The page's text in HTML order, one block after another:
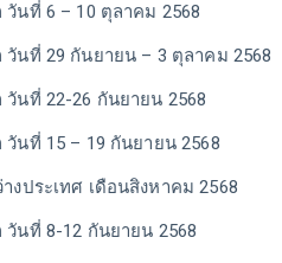
นที่ 6 – 10 ตุลาคม 2568
นที่ 29 กันยายน – 3 ตุลาคม 2568
นที่ 22-26 กันยายน 2568
นที่ 15 – 19 กันยายน 2568
งประเทศ เดือนสิงหาคม 2568
นที่ 8-12 กันยายน 2568